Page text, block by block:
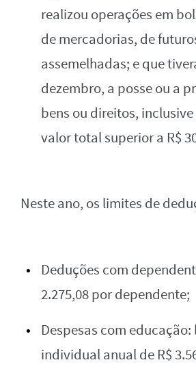
realizou operações em
de mercadorias, de
assemelhadas; e que
dezembro, a posse ou a
bens ou direitos,
valor total superior a R$
Neste ano, os limites de
Deduções com
2.275,08 por dependente;
Despesas com
individual anual de R$